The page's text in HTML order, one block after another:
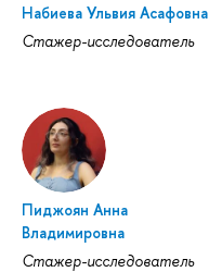
Набиева Ульвия Асафовна
Стажер-исследователь
Пиджоян Анна
Владимировна
Стажер-исследователь